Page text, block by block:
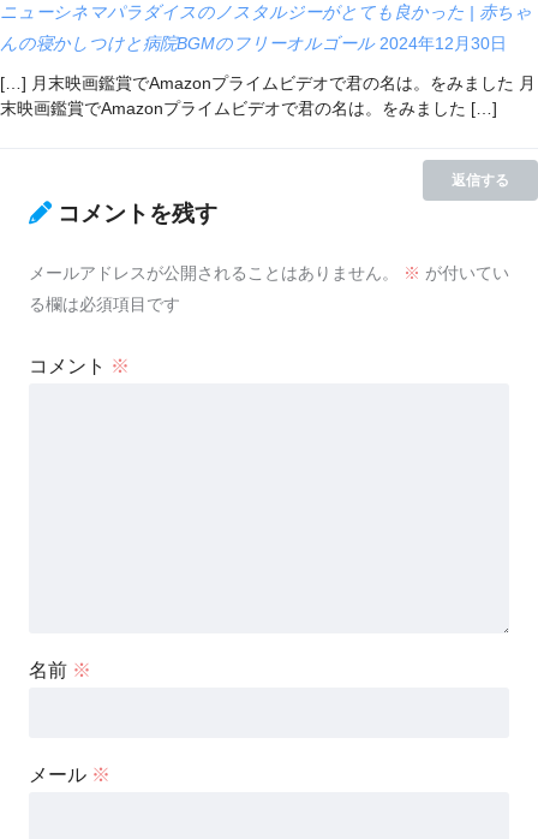
ニューシネマパラダイスのノスタルジーがとても良かった | 赤ちゃ
んの寝かしつけと病院BGMのフリーオルゴール 2024年12月30日
[…] 月末映画鑑賞でAmazonプライムビデオで君の名は。をみました 月
末映画鑑賞でAmazonプライムビデオで君の名は。をみました […]
返信する
コメントを残す
メールアドレスが公開されることはありません。 ※ が付いてい
る欄は必須項目です
コメント ※
名前 ※
メール ※